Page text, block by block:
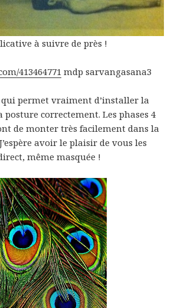
à suivre de près !
413464771 mdp sarvangasana3
permet vraiment d’installer la
correctement. Les phases 4
de monter très facilement dans la
avoir le plaisir de vous les
même masquée !